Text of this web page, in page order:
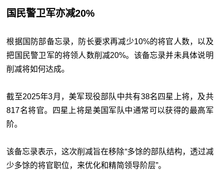
国民警卫军亦减20%
根据国防部备忘录，防长要求再减少10%的将官人数，以及
把国民警卫军的将领人数削减20%。该备忘录并未具体说明
削减将如何达成。
截至2025年3月，美军现役部队中共有38名四星上将，及共
817名将官。四星上将是美国军队中通常可以获得的最高军
阶。
该备忘录表示，这次削减旨在移除“多馀的部队结构，透过减
少多馀的将官职位，来优化和精简领导阶层”。